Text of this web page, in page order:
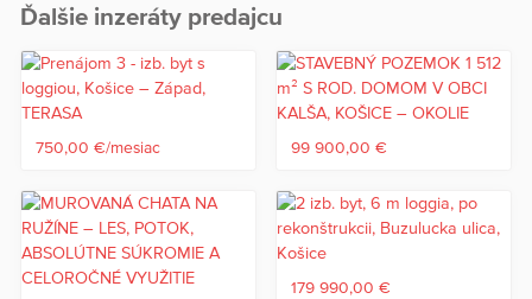
Ďalšie inzeráty predajcu
750,00 €/mesiac 99 900,00 €
179 990,00 €